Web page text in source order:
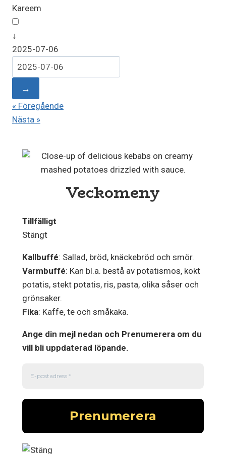
Kareem
↓
2025-07-06
→
« Föregående
Nästa »
Veckomeny
Tillfälligt
Stängt
Kallbuffé: Sallad, bröd, knäckebröd och smör.
Varmbuffé: Kan bl.a. bestå av potatismos, kokt
potatis, stekt potatis, ris, pasta, olika såser och
grönsaker.
Fika: Kaffe, te och småkaka.
Ange din mejl nedan och Prenumerera om du
vill bli uppdaterad löpande.